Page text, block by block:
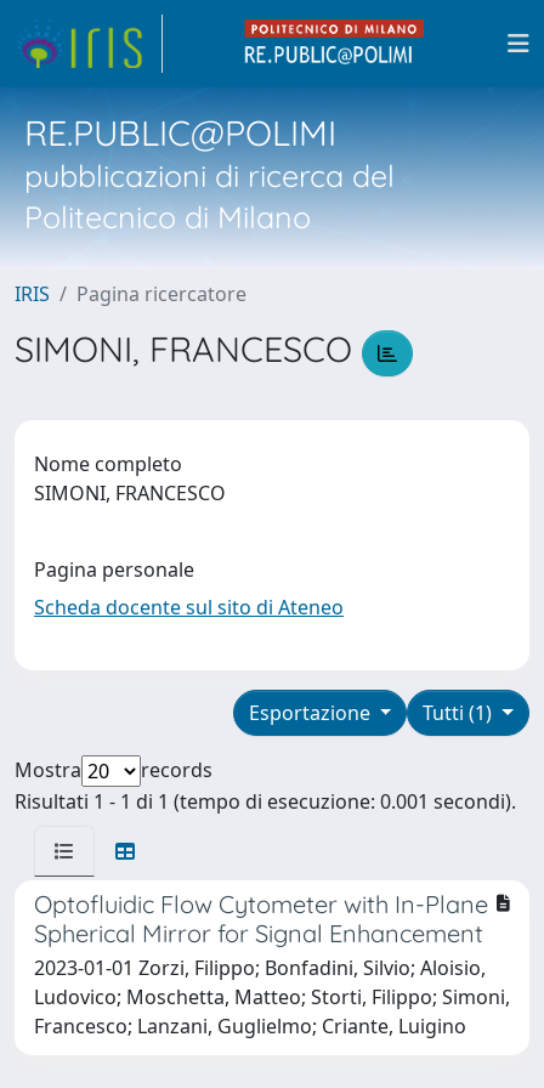
RE.PUBLIC@POLIMI
pubblicazioni di ricerca del
Politecnico di Milano
IRIS Pagina ricercatore
SIMONI, FRANCESCO
Nome completo
SIMONI, FRANCESCO
Pagina personale
Scheda docente sul sito di Ateneo
Tutti (1)
Esportazione
Mostra
records
Risultati 1 - 1 di 1 (tempo di esecuzione: 0.001 secondi).
Optofluidic Flow Cytometer with In-Plane
Spherical Mirror for Signal Enhancement
2023-01-01 Zorzi, Filippo; Bonfadini, Silvio; Aloisio,
Ludovico; Moschetta, Matteo; Storti, Filippo; Simoni,
Francesco; Lanzani, Guglielmo; Criante, Luigino